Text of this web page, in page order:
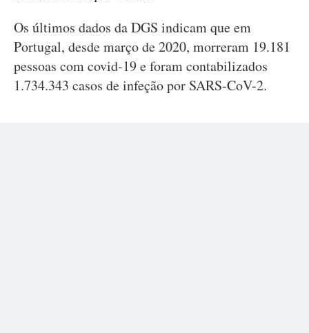
Os últimos dados da DGS indicam que em
Portugal, desde março de 2020, morreram 19.181
pessoas com covid-19 e foram contabilizados
1.734.343 casos de infeção por SARS-CoV-2.